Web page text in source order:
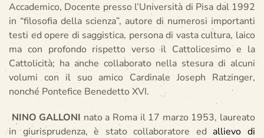
Accademico, Docente presso l’Università di Pisa dal 1992
in “filosofia della scienza”, autore di numerosi importanti
testi ed opere di saggistica, persona di vasta cultura, laico
ma con profondo rispetto verso il Cattolicesimo e la
Cattolicità; ha anche collaborato nella stesura di alcuni
volumi con il suo amico Cardinale Joseph Ratzinger,
nonché Pontefice Benedetto XVI.
NINO GALLONI nato a Roma il 17 marzo 1953, laureato
in giurisprudenza, è stato collaboratore edallievo di